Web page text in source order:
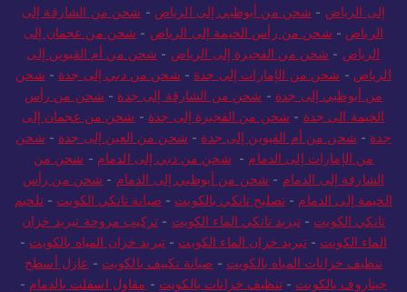
إلى الرياض - شحن من أبوظبي إلى الرياض - شحن من الشارقة إلى
الرياض - شحن من رأس الخيمة إلى الرياض - شحن من عجمان إلى
الرياض - شحن من الفجيرة إلى الرياض - شحن من أم القيوين إلى
الرياض - شحن من الإمارات إلى جدة - شحن من دبي إلى جدة - شحن
من أبوظبي إلى جدة - شحن من الشارقة إلى جدة - شحن من رأس
الخيمة الى جدة - شحن من الفجيرة إلى جدة - شحن من عجمان إلى
جدة - شحن من أم القيوين إلى جدة - شحن من العين إلى جدة - شحن
من الإمارات إلى الدمام - شحن من دبي إلى الدمام - شحن من
الشارقة إلى الدمام - شحن من أبوظبي إلى الدمام - شحن من رأس
الخيمة إلى الدمام -تصليح تانكي بالكويت - صيانة تانكي الكويت -تلحيم
تانكي الكويت -تبريد تانكي الماء الكويت - تركيب مروحة تبريد خزان
الماء الكويت -تبريد خزان الماء الكويت - تبريد خزان المياه بالكويت -
تنظيف خزانات المياه بالكويت - صيانة تكييف بالكويت - عازل أسطح
جيتاروف بالكويت -تنظيف خزانات بالكويت - مقاول اسفلت بالدمام -